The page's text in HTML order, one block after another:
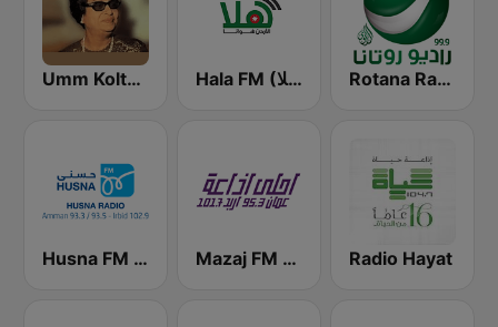
Umm Kolthoum راديو أم كلثوم Hala FM (راديو هلا) Rotana Radio (راديو روتانا)
Husna FM (حسنى) Mazaj FM (مزاج إف إم) Radio Hayat